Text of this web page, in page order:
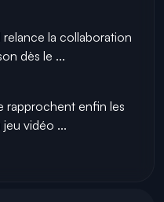
relance la collaboration
dès le ...
rapprochent enfin les
vidéo ...